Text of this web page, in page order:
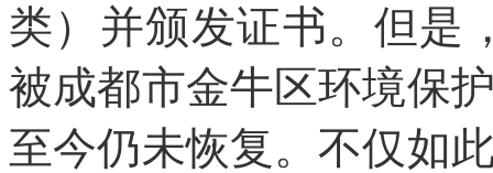
类）并颁发证书。但是
被成都市金牛区环境保
至今仍未恢复。不仅如